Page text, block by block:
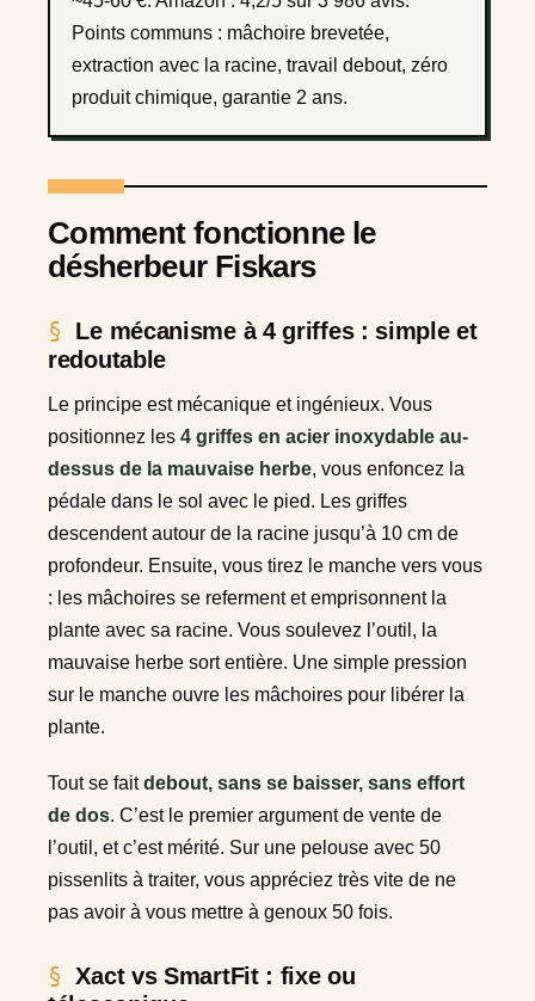
Points communs : mâchoire brevetée,
extraction avec la racine, travail debout, zéro
produit chimique, garantie 2 ans.
Comment fonctionne le
désherbeur Fiskars
Le mécanisme à 4 griffes : simple et
redoutable
Le principe est mécanique et ingénieux. Vous
positionnez les 4 griffes en acier inoxydable au-
dessus de la mauvaise herbe, vous enfoncez la
pédale dans le sol avec le pied. Les griffes
descendent autour de la racine jusqu’à 10 cm de
profondeur. Ensuite, vous tirez le manche vers vous
: les mâchoires se referment et emprisonnent la
plante avec sa racine. Vous soulevez l’outil, la
mauvaise herbe sort entière. Une simple pression
sur le manche ouvre les mâchoires pour libérer la
plante.
Tout se faitdebout, sans se baisser, sans effort
de dos. C’est le premier argument de vente de
l’outil, et c’est mérité. Sur une pelouse avec 50
pissenlits à traiter, vous appréciez très vite de ne
pas avoir à vous mettre à genoux 50 fois.
Xact vs SmartFit : fixe ou